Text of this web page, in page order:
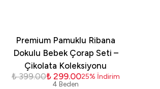
Premium Pamuklu Ribana
Dokulu Bebek Çorap Seti –
Çikolata Koleksiyonu
₺ 399.00₺ 299.0025% İndirim
4 Beden